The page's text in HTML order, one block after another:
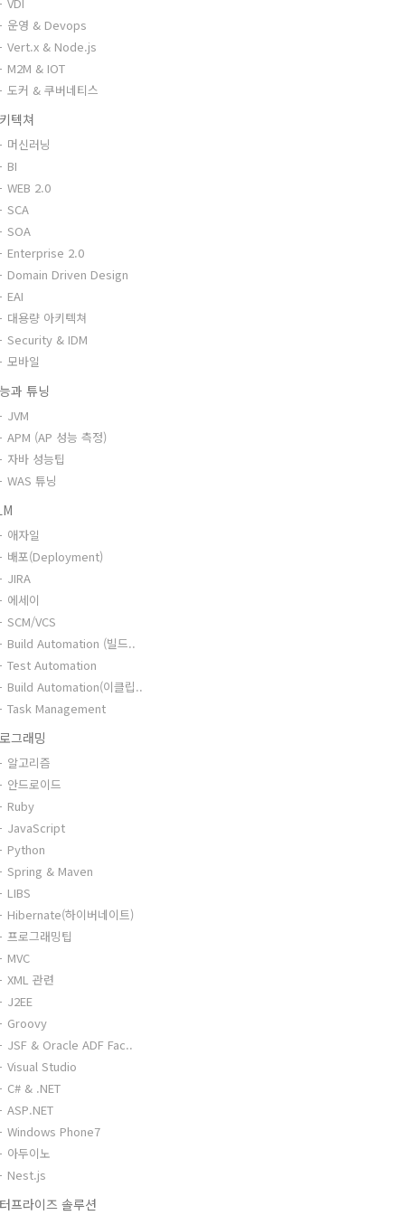
운영 & Devops
Vert.x & Node.js
M2M & IOT
도커 & 쿠버네티스
텍쳐
머신러닝
BI
WEB 2.0
SCA
SOA
Enterprise 2.0
Domain Driven Design
EAI
대용량 아키텍쳐
Security & IDM
모바일
과 튜닝
JVM
APM (AP 성능 측정)
자바 성능팁
WAS 튜닝
애자일
배포(Deployment)
JIRA
에세이
SCM/VCS
Build Automation (빌드..
Test Automation
Build Automation(이클립..
Task Management
그래밍
알고리즘
안드로이드
Ruby
JavaScript
Python
Spring & Maven
LIBS
Hibernate(하이버네이트)
프로그래밍팁
MVC
XML 관련
J2EE
Groovy
JSF & Oracle ADF Fac..
Visual Studio
C# & .NET
ASP.NET
Windows Phone7
아두이노
Nest.js
프라이즈 솔루션